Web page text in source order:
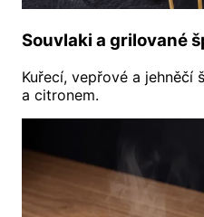
Souvlaki a grilované
Kuřecí, vepřové a jehněčí
a citronem.